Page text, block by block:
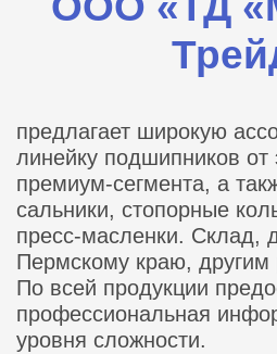
предлагает широкую
линейку подшипников от
премиум-сегмента, а
сальники, стопорные
пресс-масленки. Склад,
Пермскому краю, другим
По всей продукции
профессиональная
уровня сложности.